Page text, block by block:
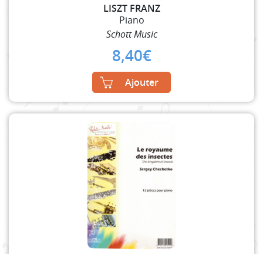
LISZT FRANZ
Piano
Schott Music
8,40€
Ajouter